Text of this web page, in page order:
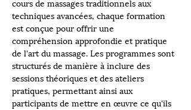
cours de massages traditionnels aux
techniques avancées, chaque formation
est conçue pour offrir une
compréhension approfondie et pratique
de l'art du massage. Les programmes sont
structurés de manière à inclure des
sessions théoriques et des ateliers
pratiques, permettant ainsi aux
participants de mettre en œuvre ce qu'ils